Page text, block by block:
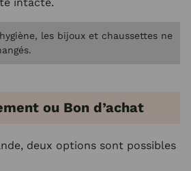
les bijoux et chaussettes ne
ou Bon d’achat
deux options sont possibles